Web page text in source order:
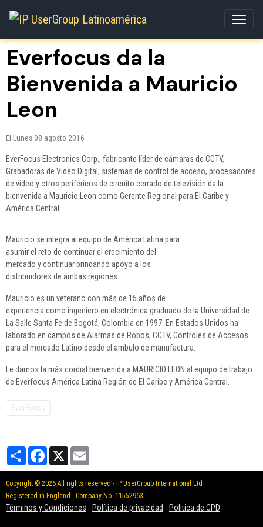
Everfocus da la
Bienvenida a Mauricio
Leon
El Lunes 08 agosto 2016
EverFocus Electronics Corp., fabricante líder de cámaras de CCTV,
Grabadoras de Video Digital, sistemas de control de acceso, procesadores
de video y otros periféricos de circuito cerrado de televisión da la
bienvenida a Mauricio Leon como Gerente Regional para El Caribe y
América Central.
Mauricio se integra al equipo de América Latina para
asumir el reto de continuar el crecimiento del
mercado y continuar brindando apoyo a los
distribuidores de ambas regiones.
Mauricio es un veterano con más de 15 años de
experiencia como ingeniero en electrónica graduado de la Universidad de
La Salle Santa Fe de Bogotá, Colombia en 1997. En Estados Unidos ha
laborado en campos de Alarmas de Robos, CCTV, Controles de Accesos
para el mercado Latino desde el ambulo de manufactura.
Le damos la más cordial bienvenida a MAURICIO LEON al equipo de trabajo
de Everfocus América Latina Región de El Caribe y América Central.
EverFocus
PartagerFacebook
X
Copyright © 2026 All rights reserved - IP UserGroup International Ltd
Registered in England - Company No. 11552963
Términos y Condiciones - Política de privacidad - Politica de CPD